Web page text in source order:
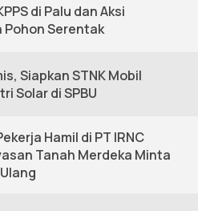
di Palu dan Aksi
Pohon Serentak
Siapkan STNK Mobil
Solar di SPBU
Hamil di PT IRNC
Tanah Merdeka Minta